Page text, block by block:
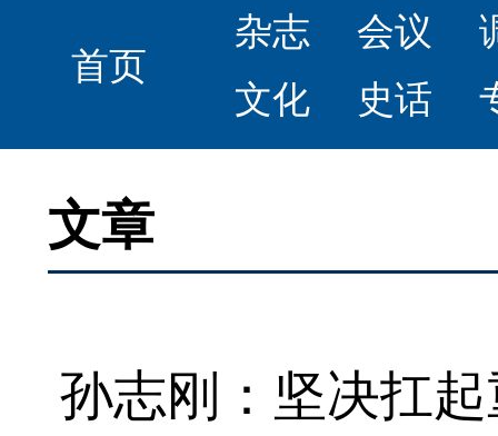
首页
杂志 会议
文化
史话
文章
孙志刚：坚决扛